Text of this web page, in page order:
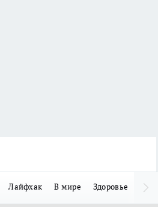
Лайфхак В мире Здоровье